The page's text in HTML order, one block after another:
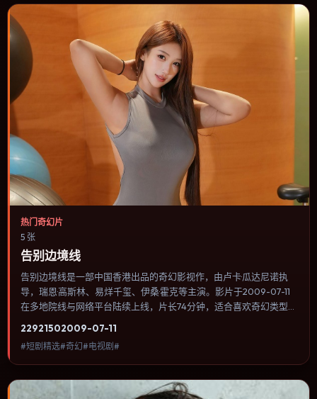
热门奇幻片
5 张
告别边境线
告别边境线是一部中国香港出品的奇幻影视作，由卢卡·瓜达尼诺执
导，瑞恩·高斯林、易烊千玺、伊桑·霍克等主演。影片于2009-07-11
在多地院线与网络平台陆续上线，片长74分钟，适合喜欢奇幻类型、
进，节奏与视听语言统一，可作为休闲观影或类型片补片的选择。
22921502009-07-11
#短剧精选#奇幻#电视剧#